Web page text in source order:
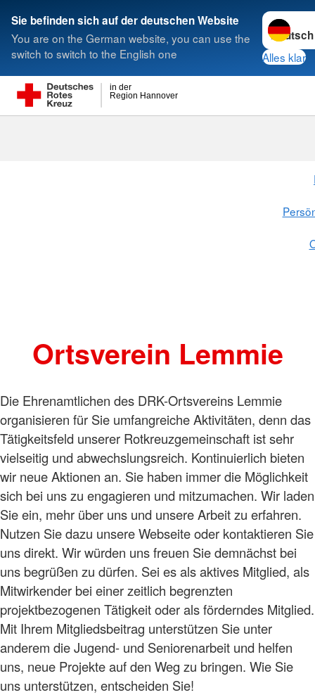
Sie befinden sich auf der deutschen Website
You are on the German website, you can use the
switch to switch to the English one
Sprache
Alles klar
Region Hannover
in der
Suche
Ortsverein Lemmie
Die Ehrenamtlichen des DRK-Ortsvereins Lemmie
organisieren für Sie umfangreiche Aktivitäten, denn das
Tätigkeitsfeld unserer Rotkreuzgemeinschaft ist sehr
vielseitig und abwechslungsreich. Kontinuierlich bieten
wir neue Aktionen an. Sie haben immer die Möglichkeit
sich bei uns zu engagieren und mitzumachen. Wir laden
Sie ein, mehr über uns und unsere Arbeit zu erfahren.
Nutzen Sie dazu unsere Webseite oder kontaktieren Sie
uns direkt. Wir würden uns freuen Sie demnächst bei
uns begrüßen zu dürfen. Sei es als aktives Mitglied, als
Mitwirkender bei einer zeitlich begrenzten
projektbezogenen Tätigkeit oder als förderndes Mitglied.
Mit Ihrem Mitgliedsbeitrag unterstützen Sie unter
anderem die Jugend- und Seniorenarbeit und helfen
uns, neue Projekte auf den Weg zu bringen. Wie Sie
uns unterstützen, entscheiden Sie!